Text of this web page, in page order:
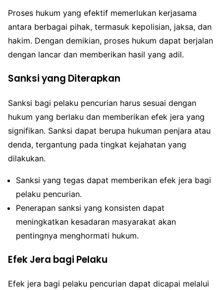
Proses hukum yang efektif memerlukan kerjasama
antara berbagai pihak, termasuk kepolisian, jaksa, dan
hakim. Dengan demikian, proses hukum dapat berjalan
dengan lancar dan memberikan hasil yang adil.
Sanksi yang Diterapkan
Sanksi bagi pelaku pencurian harus sesuai dengan
hukum yang berlaku dan memberikan efek jera yang
signifikan. Sanksi dapat berupa hukuman penjara atau
denda, tergantung pada tingkat kejahatan yang
dilakukan.
Sanksi yang tegas dapat memberikan efek jera bagi
pelaku pencurian.
Penerapan sanksi yang konsisten dapat
meningkatkan kesadaran masyarakat akan
pentingnya menghormati hukum.
Efek Jera bagi Pelaku
Efek jera bagi pelaku pencurian dapat dicapai melalui